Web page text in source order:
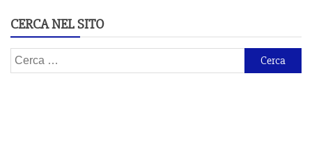
CERCA NEL SITO
Ricerca
per: